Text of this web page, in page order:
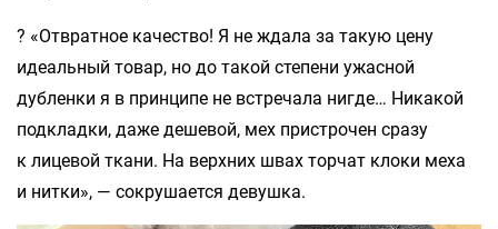
? «Отвратное качество! Я не ждала за такую цену
идеальный товар, но до такой степени ужасной
дубленки я в принципе не встречала нигде… Никакой
подкладки, даже дешевой, мех пристрочен сразу
к лицевой ткани. На верхних швах торчат клоки меха
и нитки», — сокрушается девушка.